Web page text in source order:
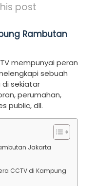
post
Rambutan
mempunyai peran
sebuah
sekiatar
perumahan,
public, dll.
Jakarta
CCTV di Kampung